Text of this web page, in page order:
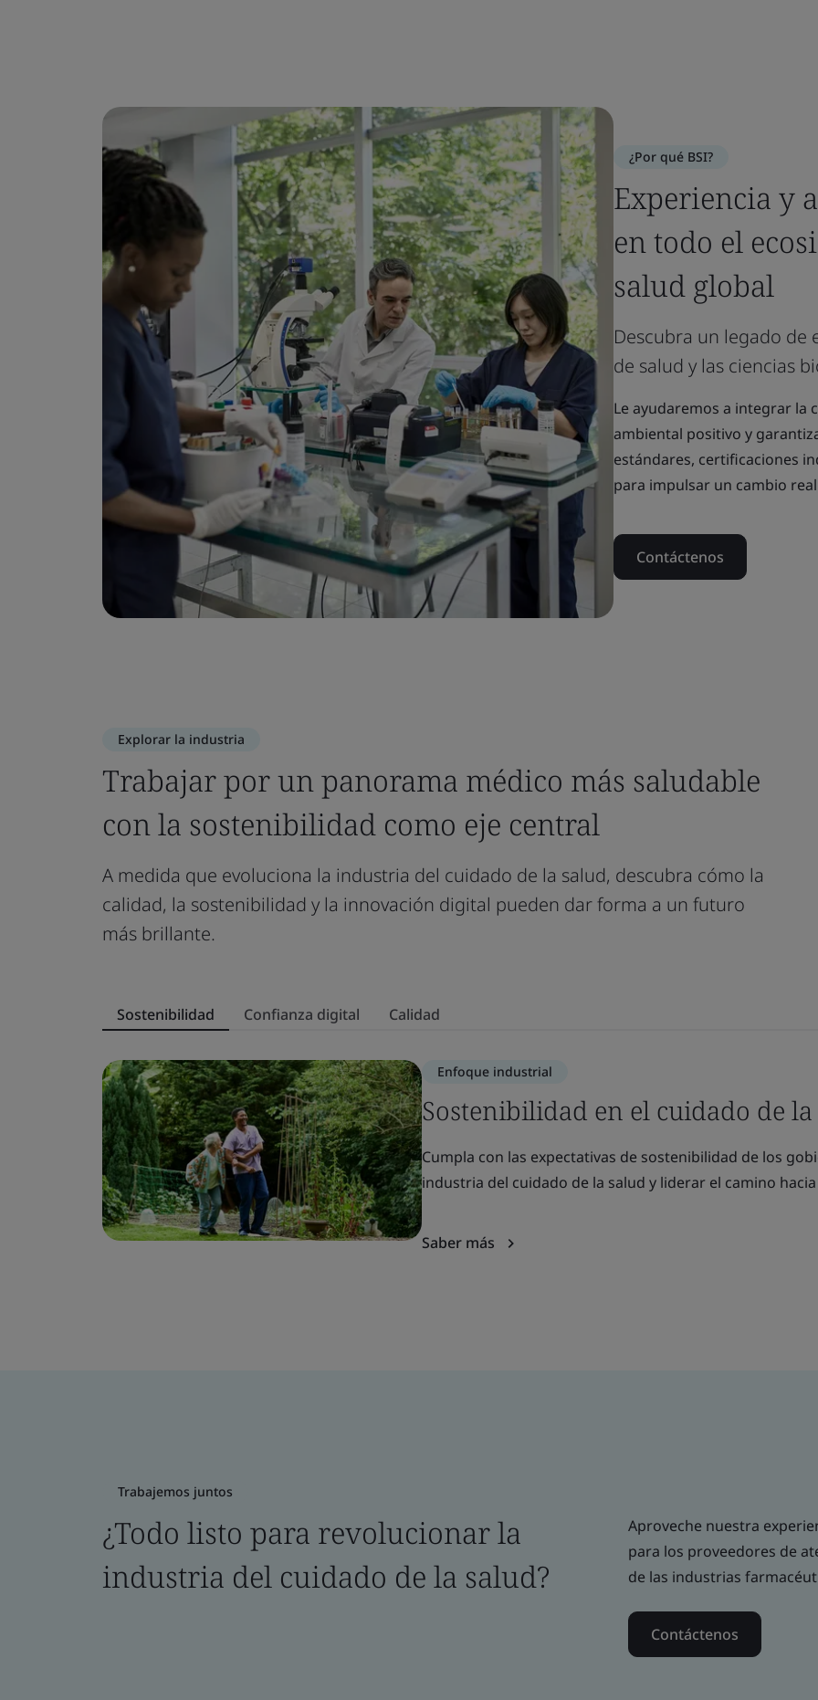
¿Por qué BSI?
Experiencia y
en todo el
salud global
Descubra un legado de
de salud y las ciencias
Le ayudaremos a integrar la
ambiental positivo y
estándares, certificaciones
para impulsar un cambio
Contáctenos
Explorar la industria
Trabajar por un panorama médico más saludable
con la sostenibilidad como eje central
A medida que evoluciona la industria del cuidado de la salud, descubra cómo la
calidad, la sostenibilidad y la innovación digital pueden dar forma a un futuro
más brillante.
Sostenibilidad Confianza digital Calidad
Enfoque industrial
Sostenibilidad en el cuidado de
Cumpla con las expectativas de sostenibilidad de los
industria del cuidado de la salud y liderar el camino
Saber más
Trabajemos juntos
¿Todo listo para revolucionar la
industria del cuidado de la salud?
Aproveche nuestra
para los proveedores de
de las industrias
Contáctenos